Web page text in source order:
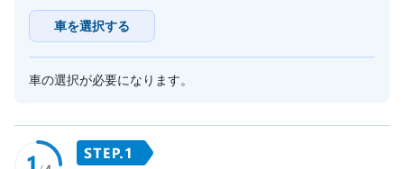
車を選択する
車の選択が必要になります。